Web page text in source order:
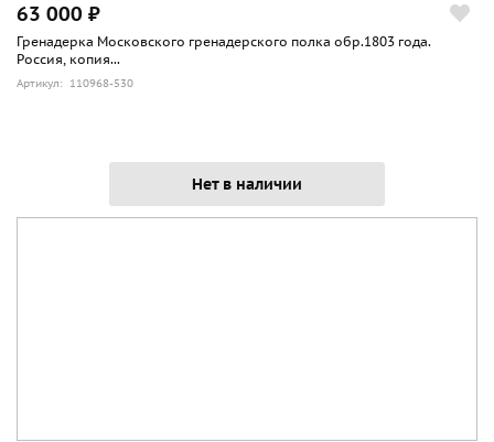
63 000 ₽
Гренадерка Московского гренадерского полка обр.1803 года.
Россия, копия...
Артикул: 110968-530
Нет в наличии